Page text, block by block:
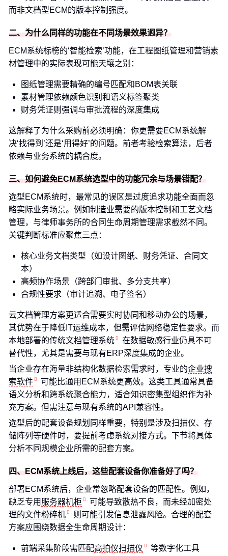
而非文档型ECM的版本控制强度。
二、为什么同样的功能在不同场景效果迥异？
ECM系统标榜的‘智能检索’功能，在工程图纸管理和营销素
材管理中的实际表现可能天壤之别：
图纸管理需要精确的编号匹配和BOM表关联
素材管理依赖颜色识别和语义标签聚类
财务凭证则强调与审批流程的深度集成
这解释了为什么采购前必须明确：你更需要ECM系统解
决‘找得到’还是‘用得好’的问题。前者考验检索算法，后者
依赖与业务系统的耦合度。
三、如何避免ECM系统选型中的功能冗余与场景错配？
选型ECM系统时，最常见的误区是过度追求功能全面而忽
略实际业务场景。例如制造业需要的版本控制和工艺文档
管理，与律师事务所的合同生命周期管理需求截然不同。
关键判断标准应聚焦三点：
核心业务文档类型（如设计图纸、财务凭证、合同文
本）
高频协作场景（跨部门审批、多分支共享）
合规性要求（审计追溯、电子签名）
云文档管理方案更适合需要实时协同和移动办公的场景，
其优势在于降低IT运维成本，但需评估网络稳定性要求。而
本地部署的传统文档管理系统
在数据敏感行业仍具不可
替代性，尤其是需要与现有ERP深度集成的企业。
当企业存在海量非结构化数据检索需求时，专业的企业搜
索软件
可能比通用ECM系统更高效。这类工具通常具备
语义分析和跨系统聚合能力，适合知识密集型组织作为补
充方案。但需注意与现有系统的API兼容性。
选型后的配套设备规划同样重要，特别是涉及扫描仪、存
储阵列等硬件时，要提前考虑系统对接方式。下节将具体
分析不同规模企业所需的配套方案。
四、ECM系统上线后，这些配套设备你准备好了吗？
部署ECM系统后，企业常忽略配套设备的匹配性。例如，
缺乏专用 服务器机柜
可能导致散热不良，而未经加密处
理的文件粉碎机
则可能引发信息泄露风险。合理的配套
方案应围绕数据全生命周期设计：
前端采集阶段需匹配高拍仪扫描仪
等数字化工具